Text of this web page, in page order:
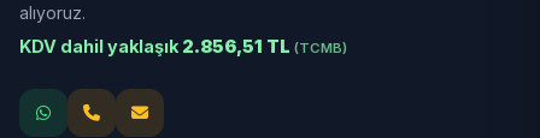
alıyoruz.
KDV dahil yaklaşık 2.856,51 TL (TCMB)